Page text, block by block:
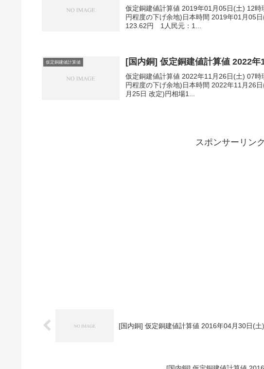
仮定銅建値計算値 2019年01月05日(土) 12
円程度の下げ余地)日本時間 2019年01月05
123.62円 1人民元：1...
仮定銅建値計算値 [国内銅] 仮定銅建値計算値 2022
仮定銅建値計算値 2022年11月26日(土) 07
円程度の下げ余地)日本時間 2022年11月26
月25日 改定)円相場1...
スポンサーリンク
[国内銅] 仮定銅建値計算値 2016年04月30日(